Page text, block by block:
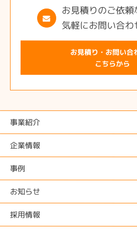
お見積りのご依頼
気軽にお問い合わ
お見積り・お問い合
こちらから
事業紹介
企業情報
事例
お知らせ
採用情報